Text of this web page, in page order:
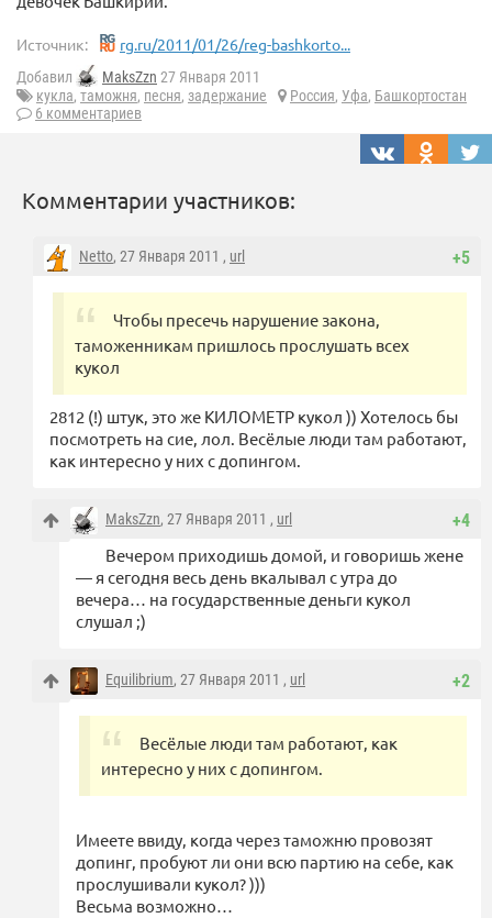
Источник: rg.ru/2011/01/26/reg-bashkorto...
Добавил MaksZzn 27 Января 2011
кукла, таможня, песня, задержание Россия, Уфа, Башкортостан
6 комментариев
Комментарии участников:
+5
Netto, 27 Января 2011 , url
Чтобы пресечь нарушение закона,
таможенникам пришлось прослушать всех
кукол
2812 (!) штук, это же КИЛОМЕТР кукол )) Хотелось бы
посмотреть на сие, лол. Весёлые люди там работают,
как интересно у них с допингом.
+4
MaksZzn, 27 Января 2011 , url
Вечером приходишь домой, и говоришь жене
— я сегодня весь день вкалывал с утра до
вечера… на государственные деньги кукол
слушал ;)
+2
Equilibrium, 27 Января 2011 , url
Весёлые люди там работают, как
интересно у них с допингом.
Имеете ввиду, когда через таможню провозят
допинг, пробуют ли они всю партию на себе, как
прослушивали кукол? )))
Весьма возможно…